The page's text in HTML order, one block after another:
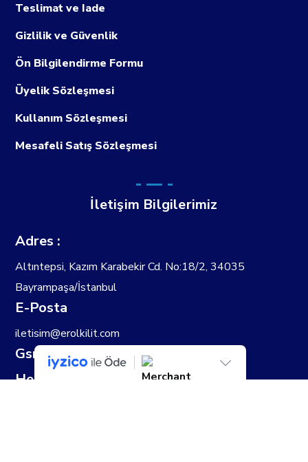
Teslimat ve Iade
Gizlilik ve Güvenlik
Ön Bilgilendirme Formu
Üyelik Sözleşmesi
Kullanım Sözleşmesi
Mesafeli Satış Sözleşmesi
İletişim Bilgilerimiz
Adres :
Altıntepsi, Kazım Karabekir Cd. No:18/2, 34035
Bayrampaşa/İstanbul
E-Posta
iletisim@erolkilit.com
Gsm : 0 (545) 819 26 62
Hesap Sahibi